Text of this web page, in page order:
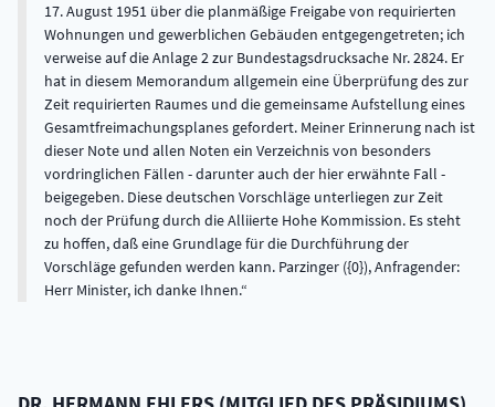
17. August 1951 über die planmäßige Freigabe von requirierten
Wohnungen und gewerblichen Gebäuden entgegengetreten; ich
verweise auf die Anlage 2 zur Bundestagsdrucksache Nr. 2824. Er
hat in diesem Memorandum allgemein eine Überprüfung des zur
Zeit requirierten Raumes und die gemeinsame Aufstellung eines
Gesamtfreimachungsplanes gefordert. Meiner Erinnerung nach ist
dieser Note und allen Noten ein Verzeichnis von besonders
vordringlichen Fällen - darunter auch der hier erwähnte Fall -
beigegeben. Diese deutschen Vorschläge unterliegen zur Zeit
noch der Prüfung durch die Alliierte Hohe Kommission. Es steht
zu hoffen, daß eine Grundlage für die Durchführung der
Vorschläge gefunden werden kann. Parzinger ({0}), Anfragender:
Herr Minister, ich danke Ihnen.